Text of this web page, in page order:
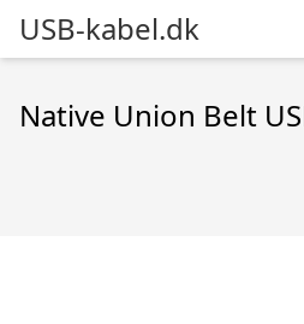
USB-kabel.dk
Native Union Belt